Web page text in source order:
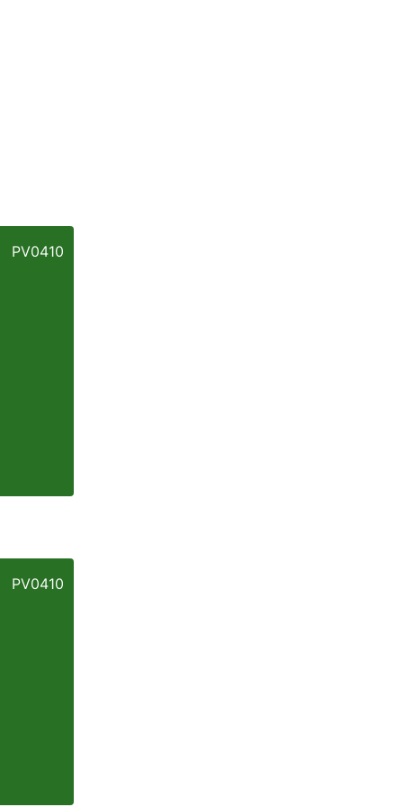
PV0410
PV0410